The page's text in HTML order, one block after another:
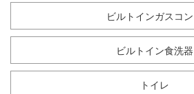
ビルトインガスコン
ビルトイン食洗器
トイレ